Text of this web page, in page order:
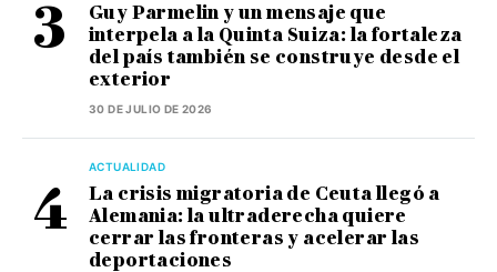
Guy Parmelin y un mensaje que
interpela a la Quinta Suiza: la fortaleza
del país también se construye desde el
exterior
30 DE JULIO DE 2026
ACTUALIDAD
La crisis migratoria de Ceuta llegó a
Alemania: la ultraderecha quiere
cerrar las fronteras y acelerar las
deportaciones